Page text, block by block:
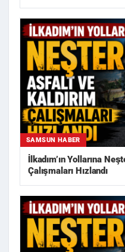
SAMSUN HABER
İlkadım’ın Yollarına
Çalışmaları Hızlandı